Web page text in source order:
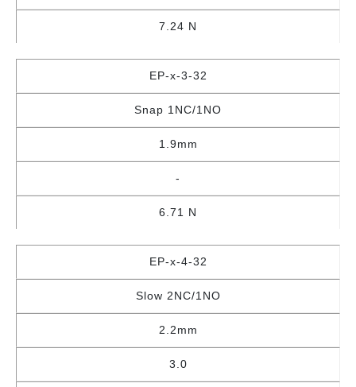
7.24 N
EP-x-3-32
Snap 1NC/1NO
1.9mm
-
6.71 N
EP-x-4-32
Slow 2NC/1NO
2.2mm
3.0